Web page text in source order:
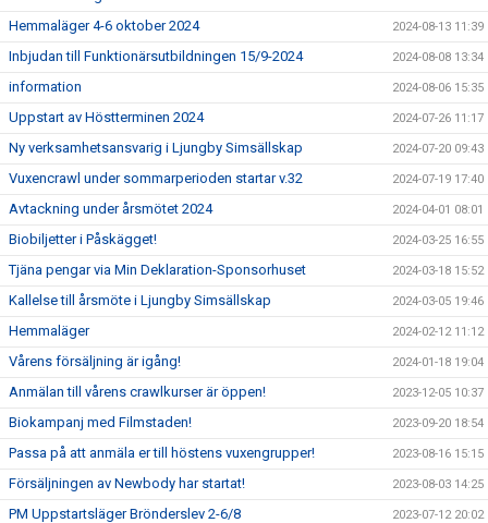
Hemmaläger 4-6 oktober 2024 2024-08-13 11:39
Inbjudan till Funktionärsutbildningen 15/9-2024 2024-08-08 13:34
information 2024-08-06 15:35
Uppstart av Höstterminen 2024 2024-07-26 11:17
Ny verksamhetsansvarig i Ljungby Simsällskap 2024-07-20 09:43
Vuxencrawl under sommarperioden startar v.32 2024-07-19 17:40
Avtackning under årsmötet 2024 2024-04-01 08:01
Biobiljetter i Påskägget! 2024-03-25 16:55
Tjäna pengar via Min Deklaration-Sponsorhuset 2024-03-18 15:52
Kallelse till årsmöte i Ljungby Simsällskap 2024-03-05 19:46
Hemmaläger 2024-02-12 11:12
Vårens försäljning är igång! 2024-01-18 19:04
Anmälan till vårens crawlkurser är öppen! 2023-12-05 10:37
Biokampanj med Filmstaden! 2023-09-20 18:54
Passa på att anmäla er till höstens vuxengrupper! 2023-08-16 15:15
Försäljningen av Newbody har startat! 2023-08-03 14:25
PM Uppstartsläger Brönderslev 2-6/8 2023-07-12 20:02